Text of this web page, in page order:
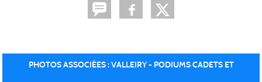
PHOTOS ASSOCIÉES : VALLEIRY - PODIUMS CADETS ET